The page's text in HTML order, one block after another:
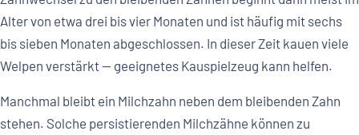
Alter von etwa drei bis vier Monaten und ist häufig mit sechs
bis sieben Monaten abgeschlossen. In dieser Zeit kauen viele
Welpen verstärkt — geeignetes Kauspielzeug kann helfen.
Manchmal bleibt ein Milchzahn neben dem bleibenden Zahn
stehen. Solche persistierenden Milchzähne können zu